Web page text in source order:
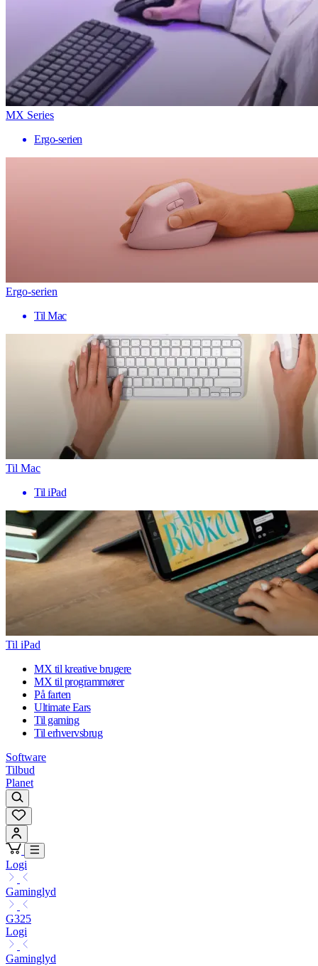
MX Series
Ergo-serien
Ergo-serien
Til Mac
Til Mac
Til iPad
Til iPad
MX til kreative brugere
MX til programmører
På farten
Ultimate Ears
Til gaming
Til erhvervsbrug
Software
Tilbud
Planet
Logi
Gaminglyd
G325
Logi
Gaminglyd